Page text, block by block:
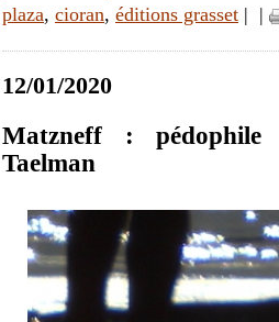
plaza, cioran, éditions grasset | |
12/01/2020
Matzneff : pédophile
Taelman